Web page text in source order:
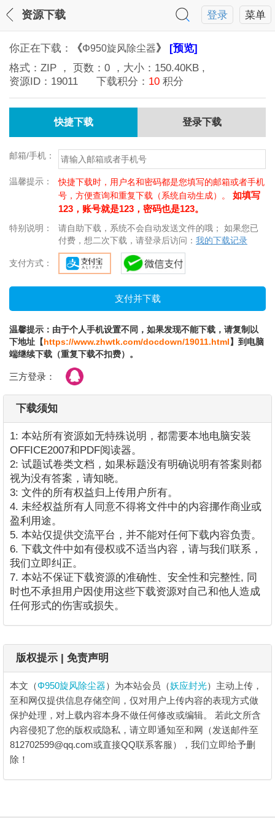
菜单
登录
资源下载
你正在下载： 《Φ950旋风除尘器》 [预览]
格式： ZIP ， 页数： 0 ，大小： 150.40KB ,
资源ID： 19011 下载积分： 10 积分
快捷下载 登录下载
邮箱/手机：
温馨提示：
快捷下载时，用户名和密码都是您填写的邮箱或者手机
号，方便查询和重复下载（系统自动生成）。 如填写
123，账号就是123，密码也是123。
特别说明：
请自助下载，系统不会自动发送文件的哦； 如果您已
付费，想二次下载，请登录后访问： 我的下载记录
支付方式：
温馨提示：由于个人手机设置不同，如果发现不能下载，请复制以
下地址【https://www.zhwtk.com/docdown/19011.html】到电脑
端继续下载（重复下载不扣费）。
三方登录：
下载须知
1: 本站所有资源如无特殊说明，都需要本地电脑安装
OFFICE2007和PDF阅读器。
2: 试题试卷类文档，如果标题没有明确说明有答案则都
视为没有答案，请知晓。
3: 文件的所有权益归上传用户所有。
4. 未经权益所有人同意不得将文件中的内容挪作商业或
盈利用途。
5. 本站仅提供交流平台，并不能对任何下载内容负责。
6. 下载文件中如有侵权或不适当内容，请与我们联系，
我们立即纠正。
7. 本站不保证下载资源的准确性、安全性和完整性, 同
时也不承担用户因使用这些下载资源对自己和他人造成
任何形式的伤害或损失。
版权提示 | 免责声明
本文（Φ950旋风除尘器）为本站会员（妖应封光）主动上传，
至和网仅提供信息存储空间，仅对用户上传内容的表现方式做
保护处理，对上载内容本身不做任何修改或编辑。 若此文所含
内容侵犯了您的版权或隐私，请立即通知至和网（发送邮件至
812702599@qq.com或直接QQ联系客服），我们立即给予删
除！